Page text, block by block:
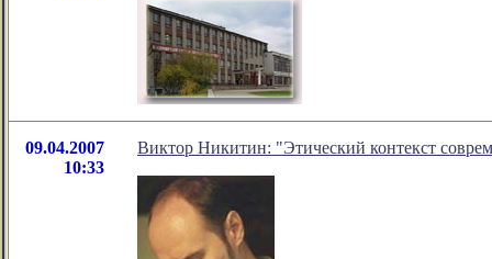
09.04.2007
10:33
Виктор Никитин: "Этический контекст